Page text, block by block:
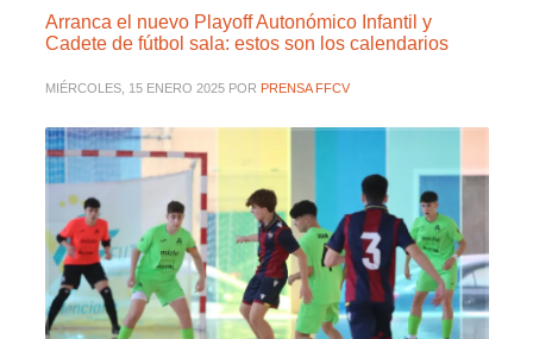
Arranca el nuevo Playoff Autonómico Infantil y
Cadete de fútbol sala: estos son los calendarios
MIÉRCOLES, 15 ENERO 2025 POR PRENSA FFCV